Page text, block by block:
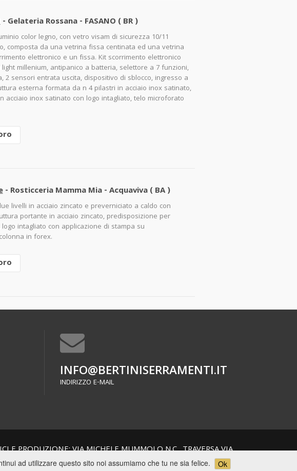
ad utilizzare questo sito noi assumiamo che tu ne sia felice. Ok
- Gelateria Rossana - FASANO ( BR )
color legno, con vetro visam di sicurezza 10/11
composta da una vetrina fissa centinata ed una vetrina
elettronico e un fissa. Kit scorrimento elettronico
millenium, antipanico a batteria, selettore a 7 funzioni,
2 sensori entrata uscita, dispositivo di sblocco, ingresso a
esterna formata da n 4 pilastri in acciaio inox satinato,
acciaio inox satinato con logo intagliato, telo microforato
- Rosticceria Mamma Mia - Acquaviva ( BA )
livelli in acciaio zincato e preverniciato a caldo con
portante in acciaio zincato, predisposizione per
intagliato con applicazione di stampa su
in forex.
INFO@BERTINISERRAMENTI.IT
INDIRIZZO E-MAIL
E PRODUZIONE: VIA MICHELE MUMMOLO N.C., TRAVERSA VIA
(BA)